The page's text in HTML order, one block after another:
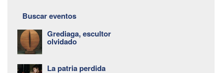
Buscar eventos
Grediaga, escultor
olvidado
La patria perdida